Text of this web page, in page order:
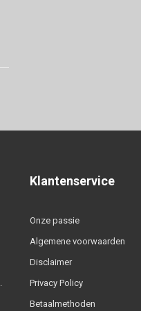
Klantenservice
Onze passie
Algemene voorwaarden
Disclaimer
Privacy Policy
Betaalmethoden